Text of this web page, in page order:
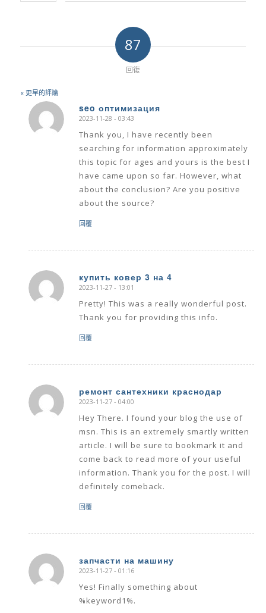
87
回復
« 更早的評論
seo оптимизация
says:
2023-11-28 - 03:43
Thank you, I have recently been
searching for information approximately
this topic for ages and yours is the best I
have came upon so far. However, what
about the conclusion? Are you positive
about the source?
回覆
купить ковер 3 на 4
says:
2023-11-27 - 13:01
Pretty! This was a really wonderful post.
Thank you for providing this info.
回覆
ремонт сантехники краснодар
says:
2023-11-27 - 04:00
Hey There. I found your blog the use of
msn. This is an extremely smartly written
article. I will be sure to bookmark it and
come back to read more of your useful
information. Thank you for the post. I will
definitely comeback.
回覆
запчасти на машину
says:
2023-11-27 - 01:16
Yes! Finally something about
%keyword1%.